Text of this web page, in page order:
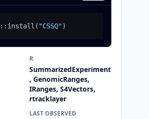
:: install ( "CSSQ")
R
SummarizedExperiment
, GenomicRanges,
IRanges, S4Vectors,
rtracklayer
LAST OBSERVED